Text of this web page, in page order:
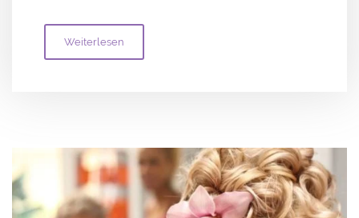
Weiterlesen